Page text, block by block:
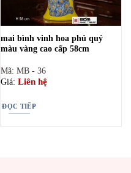
mai bình vinh hoa phú quý
màu vàng cao cấp 58cm
Mã: MB - 36
Giá: Liên hệ
ĐỌC TIẾP